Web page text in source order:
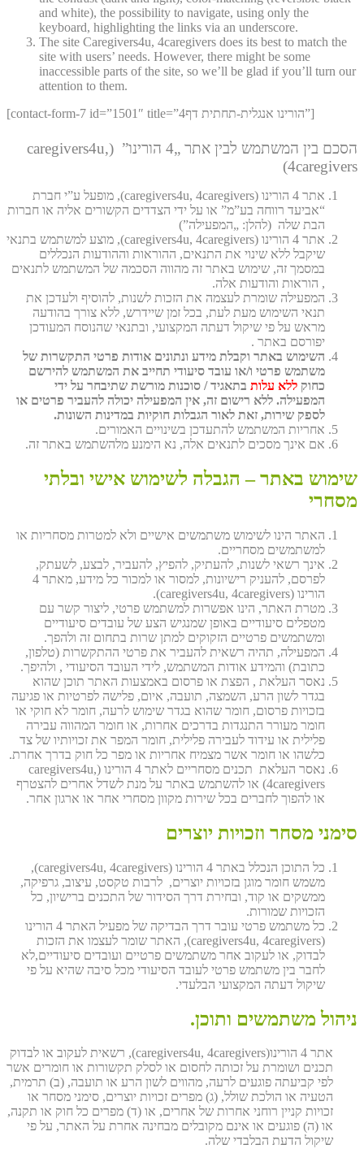
and white), the possibility to navigate, using only the
keyboard, highlighting the links via an underscore.
The site Caregivers4u, 4caregivers does its best to match the
site with users’ needs. However, there might be some
inaccessible parts of the site, so we’ll be glad if you’ll turn our
attention to them.
[contact-form-7 id=”1501″ title=”4הורינו אנגלית-תחתית דף”]
הסכם בין המשתמש לבין אתר „4 הורינו” (caregivers4u,
4caregivers)
אתר 4 הורינו (caregivers4u, 4caregivers), מופעל ע”י חברת
“אביעד רווחה בע”מ” או על ידי הצדדים הקשורים אליה או חברות
הבת שלה (להלן: „המפעילה”)
אתר 4 הורינו (caregivers4u, 4caregivers), מוצע למשתמש בתנאי
שיקבל ללא שינוי את התנאים, ההוראות וההודעות הנכללים
במסמך זה, שימוש באתר זה מהווה הסכמה של המשתמש לתנאים
, הוראות והודעות אלה.
המפעילה שומרת לעצמה את הזכות לשנות, להוסיף ולעדכן את
תנאי השימוש מעת לעת, בכל זמן שיידרש, ללא צורך בהודעה
מראש על פי שיקול דעתה המקצועי, ובתנאי שהנוסח המעודכן
יפורסם באתר .
השימוש באתר וקבלת מידע ונתונים אודות פרטי התקשרות של
משתמש פרטי ו/או עובד סיעודי תחייב את המשתמש להירשם
כחוק ללא עלות בתאגיד / סוכנות מורשת שתיבחר על ידי
המפעילה. ללא רישום זה, אין המפעילה יכולה להעביר פרטים או
לספק שירות, זאת לאור הגבלות חוקיות במדינות השונות.
אחריות המשתמש להתעדכן בשינויים האמורים.
אם אינך מסכים לתנאים אלה, נא הימנע מלהשתמש באתר זה.
שימוש באתר – הגבלה לשימוש אישי ובלתי
מסחרי
האתר הינו לשימוש משתמשים אישיים ולא למטרות מסחריות או
למשתמשים מסחריים.
אינך רשאי לשנות, להעתיק, להפיץ, להעביר, לבצע, לשעתק,
לפרסם, להעניק רישיונות, למסור או למכור כל מידע, מאתר 4
הורינו (caregivers4u, 4caregivers).
מטרת האתר, הינו אפשרות למשתמש פרטי, ליצור קשר עם
מטפלים סיעודיים באופן שמנגיש הצע של עובדים סיעודיים
ומשתמשים פרטיים הזקוקים למתן שרות בתחום זה ולהפך.
המפעילה, תהיה רשאית להעביר את פרטי ההתקשרות (טלפון,
כתובת) והמידע אודות המשתמש, לידי העובד הסיעודי , ולהיפך.
נאסר העלאת , הפצת או פרסום באמצעות האתר תוכן שהוא
בגדר לשון הרע, השמצה, תועבה, איום, פלישה לפרטיות או פגיעה
בזכויות פרסום, חומר שהוא בגדר שימוש לרעה, חומר לא חוקי או
חומר מעורר התנגדות בדרכים אחרות, או חומר המהווה עבירה
פלילית או עידוד לעבירה פלילית, חומר המפר את זכויותיו של צד
כלשהו או חומר אשר מצמיח אחריות או מפר כל חוק בדרך אחרת.
נאסר העלאת תכנים מסחריים לאתר 4 הורינו (caregivers4u,
4caregivers) או להשתמש באתר על מנת לשדל אחרים להצטרף
או להפוך לחברים בכל שירות מקוון מסחרי אחר או ארגון אחר.
סימני מסחר וזכויות יוצרים
כל התוכן הנכלל באתר 4 הורינו (caregivers4u, 4caregivers),
משמש חומר מוגן בזכויות יוצרים, לרבות טקסט, עיצוב, גרפיקה,
ממשקים או קוד, ובחירת דרך הסידור של התכנים ברישיון, כל
הזכויות שמורות.
כל משתמש פרטי עובר דרך הבדיקה של מפעיל האתר 4 הורינו
(caregivers4u, 4caregivers), האתר שומר לעצמו את הזכות
לבדוק, או לעקוב אחר משתמשים פרטיים ועובדים סיעודיים,לא
לחבר בין משתמש פרטי לעובד הסיעודי מכל סיבה שהיא על פי
שיקול דעתה המקצועי הבלעדי.
ניהול משתמשים ותוכן.
אתר 4 הורינו(caregivers4u, 4caregivers), רשאית לעקוב או לבדוק
תכנים ושומרת על זכותה לחסום או לסלק תקשורות או חומרים אשר
לפי קביעתה פוגעים לרעה, מהווים לשון הרע או תועבה, (ב) תרמית,
הטעיה או הולכת שולל, (ג) מפרים זכויות יוצרים, סימני מסחר או
זכויות קניין רוחני אחרות של אחרים, או (ד) מפרים כל חוק או תקנה,
או (ה) פוגעים או אינם מקובלים מבחינה אחרת על האתר, על פי
שיקול הדעת הבלבדי שלה.